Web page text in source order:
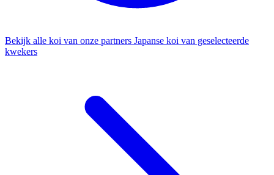
Bekijk alle koi van onze partners Japanse koi van geselecteerde
kwekers